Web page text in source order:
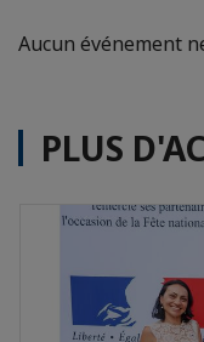
Aucun événement
PLUS